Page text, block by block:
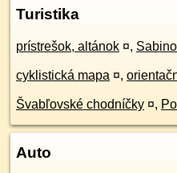
Turistika
prístrešok, altánok ¤,
cyklistická mapa ¤,
Švabľovské chodníčky ¤,
Auto